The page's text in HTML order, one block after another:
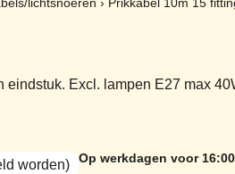
eindstuk. Excl. lampen E27 max
worden) Op werkdagen voor